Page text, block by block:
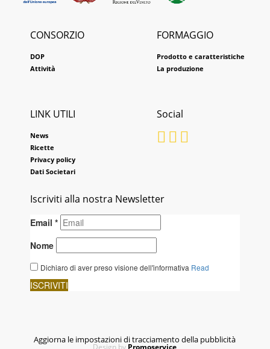
CONSORZIO
DOP
Attività
FORMAGGIO
Prodotto e caratteristiche
La produzione
Social
LINK UTILI
News
Ricette
Privacy policy
Dati Societari
Iscriviti alla nostra Newsletter
Aggiorna le impostazioni di tracciamento della pubblicità
Design by Promoservice